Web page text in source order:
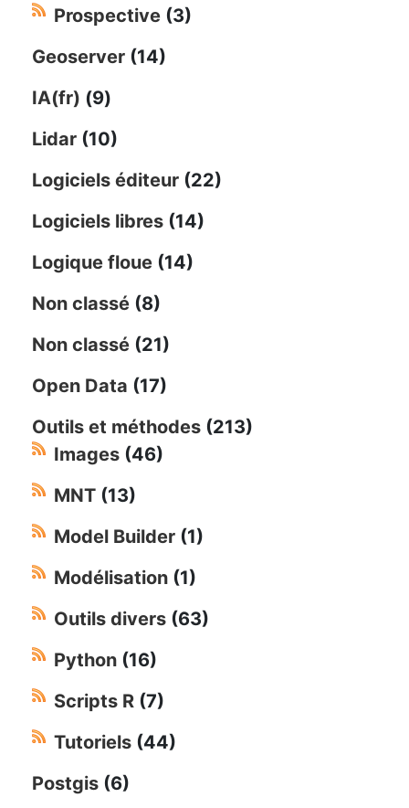
Prospective (3)
Geoserver (14)
IA(fr) (9)
Lidar (10)
Logiciels éditeur (22)
Logiciels libres (14)
Logique floue (14)
Non classé (8)
Non classé (21)
Open Data (17)
Outils et méthodes (213)
Images (46)
MNT (13)
Model Builder (1)
Modélisation (1)
Outils divers (63)
Python (16)
Scripts R (7)
Tutoriels (44)
Postgis (6)